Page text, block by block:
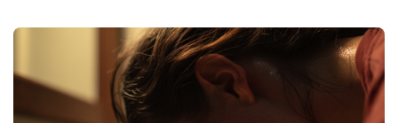
Я согласен на обработку моих персональных данных